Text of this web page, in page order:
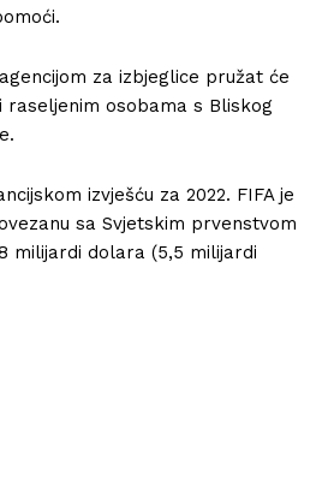
za izbjeglice pružat će
osobama s Bliskog
izvješću za 2022. FIFA je
sa Svjetskim prvenstvom
milijardi dolara (5,5 milijardi